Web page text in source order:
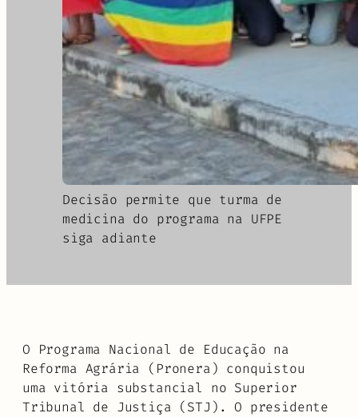
Decisão permite que turma de
medicina do programa na UFPE
siga adiante
O Programa Nacional de Educação na
Reforma Agrária (Pronera) conquistou
uma vitória substancial no Superior
Tribunal de Justiça (STJ). O presidente